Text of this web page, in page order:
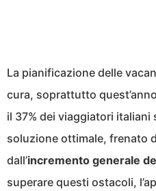
La pianificazione delle
cura, soprattutto
il 37% dei viaggiatori italiani
soluzione ottimale, frenato
dall’incremento generale
superare questi ostacoli,